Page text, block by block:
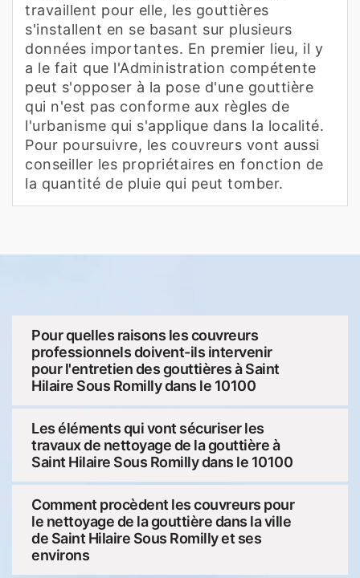
travaillent pour elle, les gouttières
s'installent en se basant sur plusieurs
données importantes. En premier lieu, il y
a le fait que l'Administration compétente
peut s'opposer à la pose d'une gouttière
qui n'est pas conforme aux règles de
l'urbanisme qui s'applique dans la localité.
Pour poursuivre, les couvreurs vont aussi
conseiller les propriétaires en fonction de
la quantité de pluie qui peut tomber.
Pour quelles raisons les couvreurs
professionnels doivent-ils intervenir
pour l'entretien des gouttières à Saint
Hilaire Sous Romilly dans le 10100
Les éléments qui vont sécuriser les
travaux de nettoyage de la gouttière à
Saint Hilaire Sous Romilly dans le 10100
Comment procèdent les couvreurs pour
le nettoyage de la gouttière dans la ville
de Saint Hilaire Sous Romilly et ses
environs